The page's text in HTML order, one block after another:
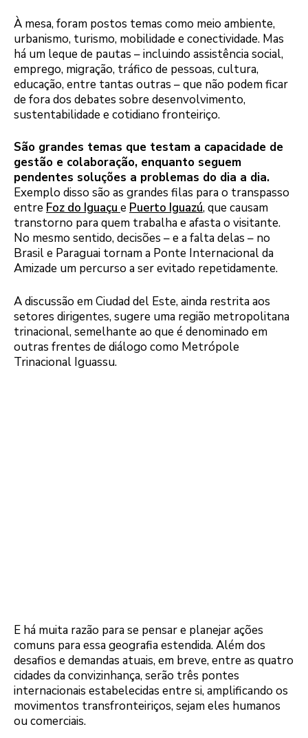
À mesa, foram postos temas como meio ambiente,
urbanismo, turismo, mobilidade e conectividade. Mas
há um leque de pautas – incluindo assistência social,
emprego, migração, tráfico de pessoas, cultura,
educação, entre tantas outras – que não podem ficar
de fora dos debates sobre desenvolvimento,
sustentabilidade e cotidiano fronteiriço.
São grandes temas que testam a capacidade de
gestão e colaboração, enquanto seguem
pendentes soluções a problemas do dia a dia.
Exemplo disso são as grandes filas para o transpasso
entre Foz do Iguaçu e Puerto Iguazú, que causam
transtorno para quem trabalha e afasta o visitante.
No mesmo sentido, decisões – e a falta delas – no
Brasil e Paraguai tornam a Ponte Internacional da
Amizade um percurso a ser evitado repetidamente.
A discussão em Ciudad del Este, ainda restrita aos
setores dirigentes, sugere uma região metropolitana
trinacional, semelhante ao que é denominado em
outras frentes de diálogo como Metrópole
Trinacional Iguassu.
E há muita razão para se pensar e planejar ações
comuns para essa geografia estendida. Além dos
desafios e demandas atuais, em breve, entre as quatro
cidades da convizinhança, serão três pontes
internacionais estabelecidas entre si, amplificando os
movimentos transfronteiriços, sejam eles humanos
ou comerciais.